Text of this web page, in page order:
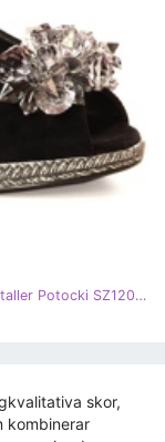
Kilsandaler i mocka för kvinnor med svarta kristaller Potocki SZ12055
skor,
kombinerar